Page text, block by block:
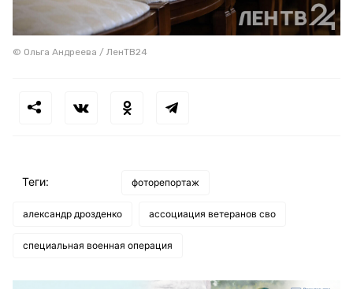
© Ольга Андреева / ЛенТВ24
Теги: фоторепортаж
александр дрозденко ассоциация ветеранов сво
специальная военная операция